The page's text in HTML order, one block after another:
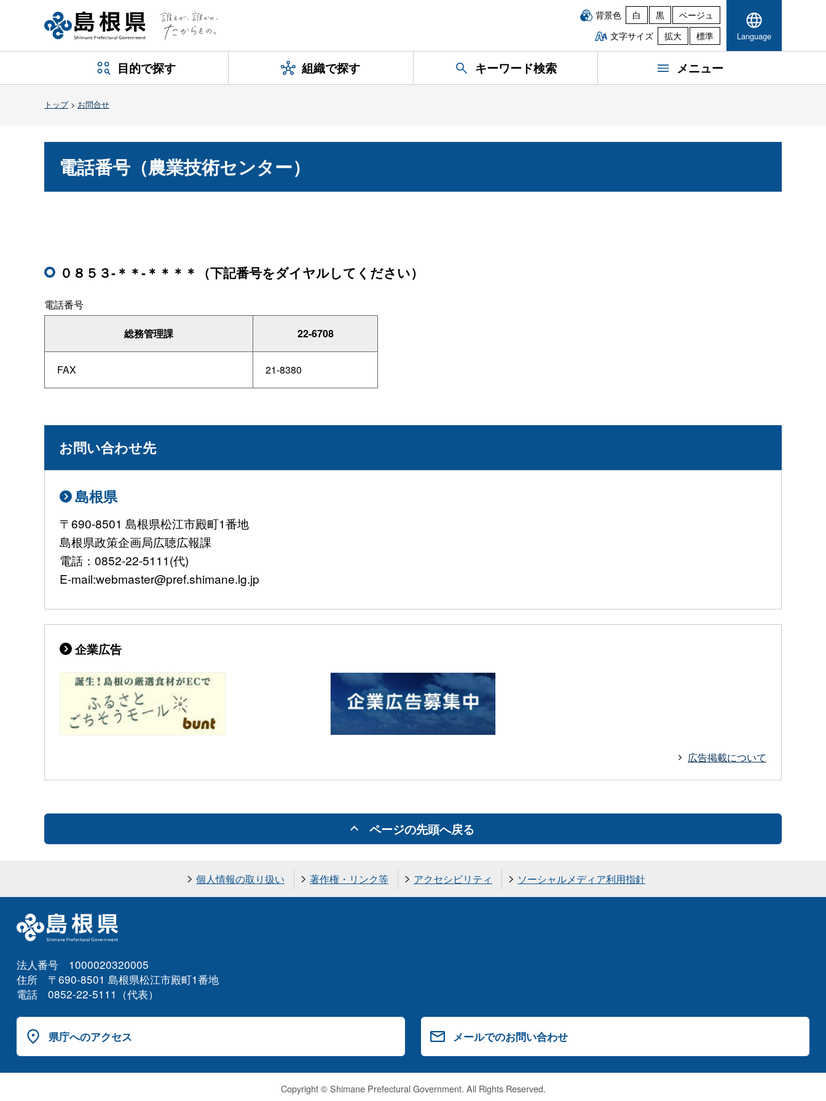
背景色 白 黒
ベージュ
文字サイズ
拡大 標準 Language
目的で探す 組織で探す キーワード検索 メニュー
トップ> お問合せ
電話番号（農業技術センター）
０８５３-＊＊-＊＊＊＊（下記番号をダイヤルしてください）
総務管理課 22-6708
電話番号
FAX 21-8380
お問い合わせ先
島根県
〒690-8501 島根県松江市殿町1番地
島根県政策企画局広聴広報課
電話：0852-22-5111(代)
E-mail:webmaster@pref.shimane.lg.jp
企業広告
広告掲載について
ページの先頭へ戻る
個人情報の取り扱い 著作権・リンク等 アクセシビリティ ソーシャルメディア利用指針
法人番号 1000020320005
住所 〒690-8501 島根県松江市殿町1番地
電話 0852-22-5111（代表）
県庁へのアクセス メールでのお問い合わせ
Copyright © Shimane Prefectural Government. All Rights Reserved.